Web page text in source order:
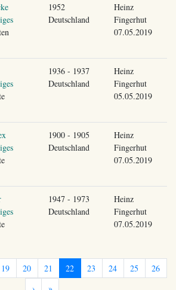
1952
Deutschland
Heinz
Fingerhut
07.05.2019
1936 - 1937
Deutschland
Heinz
Fingerhut
05.05.2019
1900 - 1905
Deutschland
Heinz
Fingerhut
07.05.2019
1947 - 1973
Deutschland
Heinz
Fingerhut
07.05.2019
19 20 21 22 23 24 25
26
›
»